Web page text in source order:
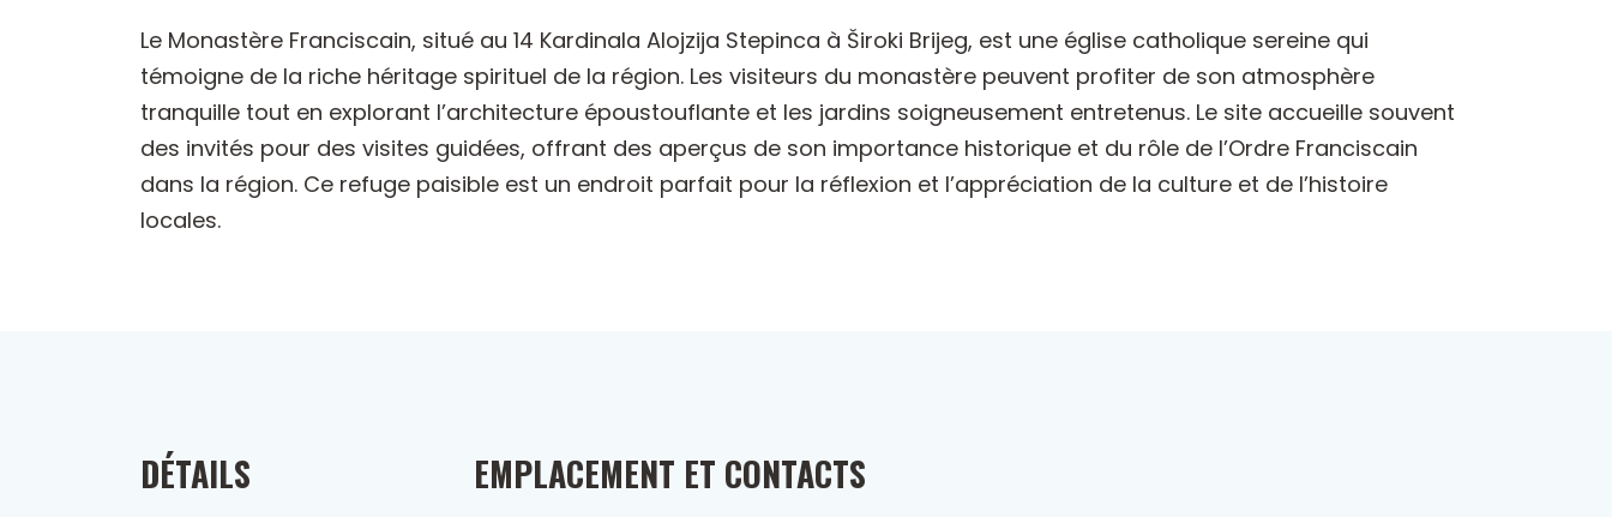
Le Monastère Franciscain, situé au 14 Kardinala Alojzija Stepinca à Široki Brijeg, est une église catholique sereine qui
témoigne de la riche héritage spirituel de la région. Les visiteurs du monastère peuvent profiter de son atmosphère
tranquille tout en explorant l’architecture époustouflante et les jardins soigneusement entretenus. Le site accueille souvent
des invités pour des visites guidées, offrant des aperçus de son importance historique et du rôle de l’Ordre Franciscain
dans la région. Ce refuge paisible est un endroit parfait pour la réflexion et l’appréciation de la culture et de l’histoire
locales.
DÉTAILS EMPLACEMENT ET CONTACTS